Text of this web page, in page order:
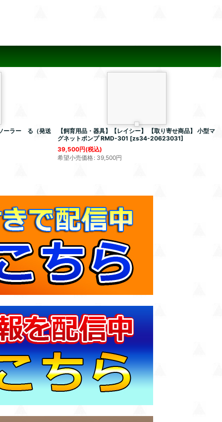
ーラー る（発送
【飼育用品・器具】【レイシー】 【取り寄せ商品】 小型マ
グネットポンプ RMD-301 [zs34-20623031]
39,500円(税込)
希望小売価格: 39,500円